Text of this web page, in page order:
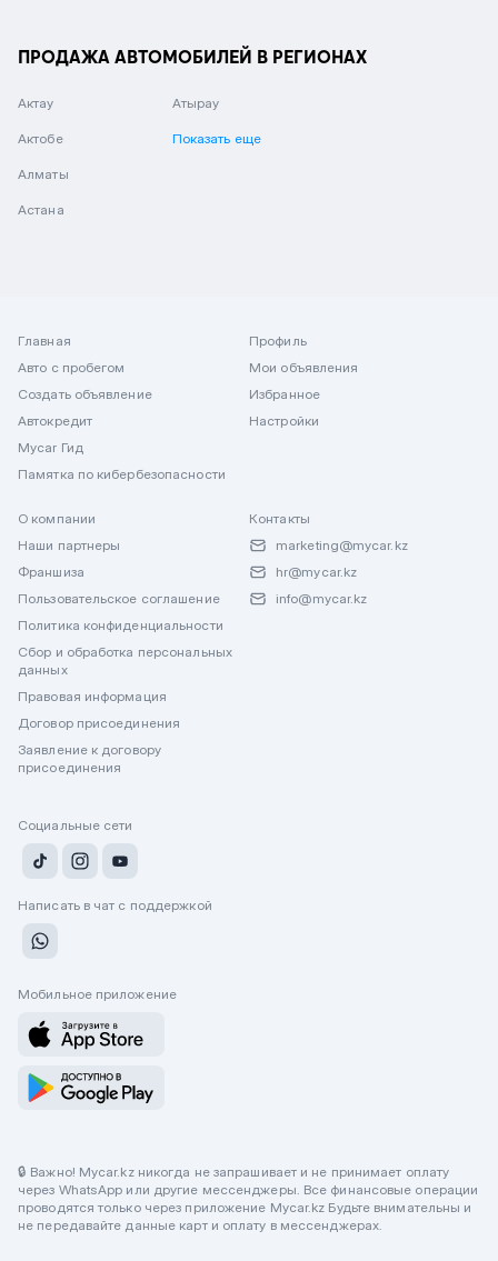
ПРОДАЖА АВТОМОБИЛЕЙ В РЕГИОНАХ
Актау
Актобе
Алматы
Астана
Атырау
Показать еще
Главная
Авто с пробегом
Создать объявление
Автокредит
Mycar Гид
Памятка по кибербезопасности
Профиль
Мои объявления
Избранное
Настройки
О компании
Наши партнеры
Франшиза
Пользовательское соглашение
Политика конфиденциальности
Сбор и обработка персональных
данных
Правовая информация
Договор присоединения
Заявление к договору
присоединения
Контакты
marketing@mycar.kz
hr@mycar.kz
info@mycar.kz
Социальные сети
Написать в чат с поддержкой
Мобильное приложение
🔒 Важно! Mycar.kz никогда не запрашивает и не принимает оплату
через WhatsApp или другие мессенджеры. Все финансовые операции
проводятся только через приложение Mycar.kz Будьте внимательны и
не передавайте данные карт и оплату в мессенджерах.